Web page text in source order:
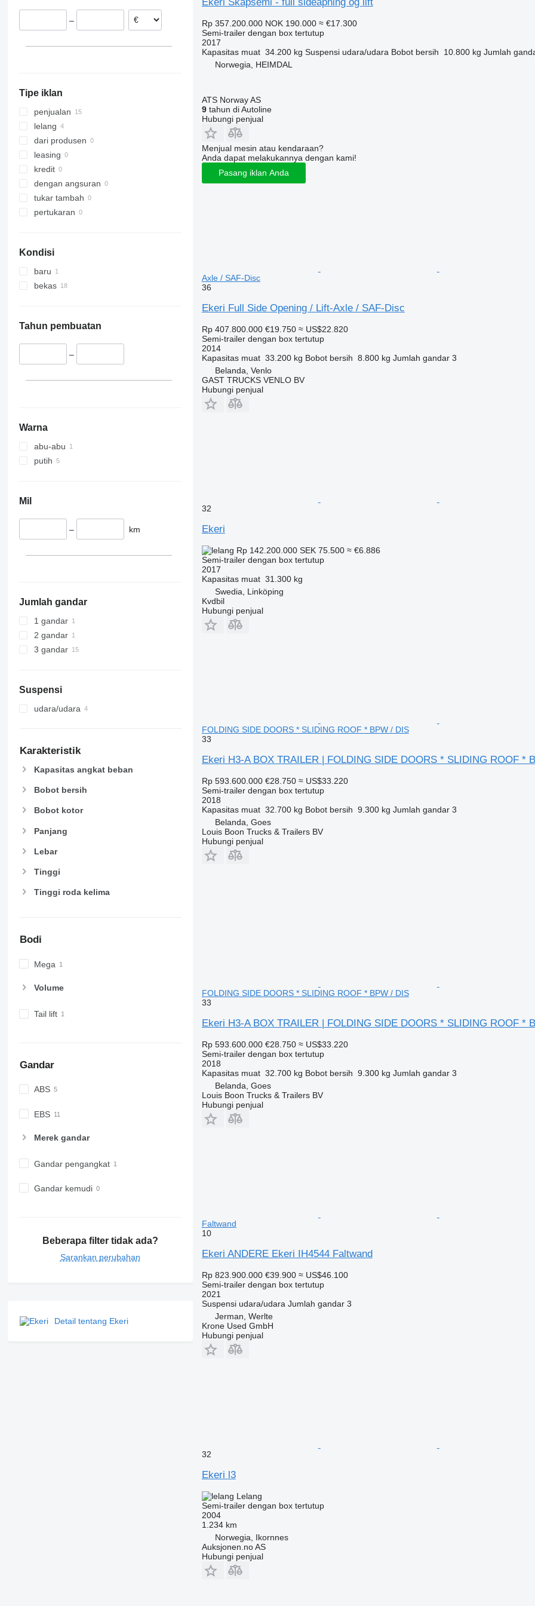
Swedia
Jerman
–
Tipe iklan
penjualan
lelang
dari produsen
leasing
kredit
dengan angsuran
tukar tambah
pertukaran
Kondisi
baru
bekas
Tahun pembuatan
–
Warna
abu-abu
putih
Mil
– km
Jumlah gandar
1 gandar
2 gandar
3 gandar
Suspensi
udara/udara
Karakteristik
Kapasitas angkat beban
Bobot bersih
Bobot kotor
Panjang
Lebar
Tinggi
Tinggi roda kelima
Bodi
Mega
Volume
Tail lift
Gandar
ABS
EBS
Merek gandar
Gandar pengangkat
Gandar kemudi
Beberapa filter tidak ada?
Sarankan perubahan
Detail tentang Ekeri
Rp 357.200.000 NOK 190.000 ≈ €17.300
Semi-trailer dengan box tertutup
2017
Kapasitas muat 34.200 kg Suspensi udara/udara Bobot bersih 10.800 kg Jumlah
Norwegia, HEIMDAL
ATS Norway AS
9tahun di Autoline
Hubungi penjual
Menjual mesin atau kendaraan?
Anda dapat melakukannya dengan kami!
Pasang iklan Anda
Axle / SAF-Disc
36
Ekeri Full Side Opening / Lift-Axle / SAF-Disc
Rp 407.800.000 €19.750 ≈ US$22.820
Semi-trailer dengan box tertutup
2014
Kapasitas muat 33.200 kg Bobot bersih 8.800 kg Jumlah gandar 3
Belanda, Venlo
GAST TRUCKS VENLO BV
Hubungi penjual
32
Ekeri
Rp 142.200.000 SEK 75.500 ≈ €6.886
Semi-trailer dengan box tertutup
2017
Kapasitas muat 31.300 kg
Swedia, Linköping
Kvdbil
Hubungi penjual
FOLDING SIDE DOORS * SLIDING ROOF * BPW / DIS
33
Ekeri H3-A BOX TRAILER | FOLDING SIDE DOORS * SLIDING ROOF *
Rp 593.600.000 €28.750 ≈ US$33.220
Semi-trailer dengan box tertutup
2018
Kapasitas muat 32.700 kg Bobot bersih 9.300 kg Jumlah gandar 3
Belanda, Goes
Louis Boon Trucks & Trailers BV
Hubungi penjual
FOLDING SIDE DOORS * SLIDING ROOF * BPW / DIS
33
Ekeri H3-A BOX TRAILER | FOLDING SIDE DOORS * SLIDING ROOF *
Rp 593.600.000 €28.750 ≈ US$33.220
Semi-trailer dengan box tertutup
2018
Kapasitas muat 32.700 kg Bobot bersih 9.300 kg Jumlah gandar 3
Belanda, Goes
Louis Boon Trucks & Trailers BV
Hubungi penjual
Faltwand
10
Ekeri ANDERE Ekeri IH4544 Faltwand
Rp 823.900.000 €39.900 ≈ US$46.100
Semi-trailer dengan box tertutup
2021
Suspensi udara/udara Jumlah gandar 3
Jerman, Werlte
Krone Used GmbH
Hubungi penjual
32
Ekeri l3
Lelang
Semi-trailer dengan box tertutup
2004
1.234 km
Norwegia, Ikornnes
Auksjonen.no AS
Hubungi penjual